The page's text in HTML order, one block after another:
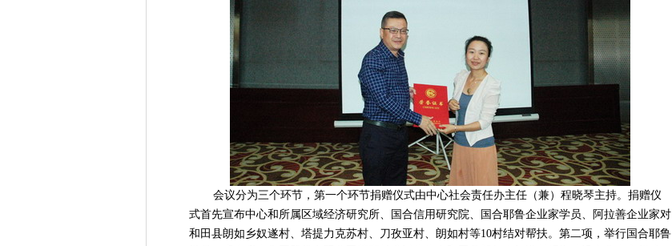
会议分为三个环节，第一个环节捐赠仪式由中心社会责任办主任（兼）程晓琴主持。捐赠仪
式首先宣布中心和所属区域经济研究所、国合信用研究院、国合耶鲁企业家学员、阿拉善企业家对
和田县朗如乡奴遂村、塔提力克苏村、刀孜亚村、朗如村等10村结对帮扶。第二项，举行国合耶鲁